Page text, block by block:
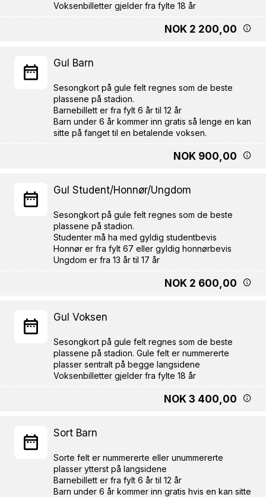
NOK 2 200,00
Gul Barn
Sesongkort på gule felt regnes som de beste
plassene på stadion.
Barnebillett er fra fylt 6 år til 12 år
Barn under 6 år kommer inn gratis så lenge en kan
NOK 900,00
Gul Student/Honnør/Ungdom
Sesongkort på gule felt regnes som de beste
plassene på stadion.
Studenter må ha med gyldig studentbevis
Honnør er fra fylt 67 eller gyldig honnørbevis
NOK 2 600,00
Gul Voksen
Sesongkort på gule felt regnes som de beste
plassene på stadion. Gule felt er nummererte
plasser sentralt på begge langsidene
NOK 3 400,00
Sort Barn
Sorte felt er nummererte eller unummererte
plasser ytterst på langsidene
Barnebillett er fra fylt 6 år til 12 år
Barn under 6 år kommer inn gratis hvis en kan sitte